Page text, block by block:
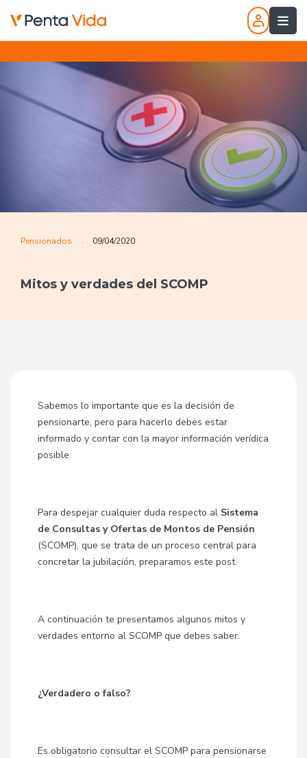
Pensionados . 09/04/2020
Mitos y verdades del SCOMP
Sabemos lo importante que es la decisión de
pensionarte, pero para hacerlo debes estar
informado y contar con la mayor información verídica
posible.
Para despejar cualquier duda respecto al Sistema
de Consultas y Ofertas de Montos de Pensión
(SCOMP), que se trata de un proceso central para
concretar la jubilación, preparamos este post.
A continuación te presentamos algunos mitos y
verdades entorno al SCOMP que debes saber.
¿Verdadero o falso?
Es obligatorio consultar el SCOMP para pensionarse